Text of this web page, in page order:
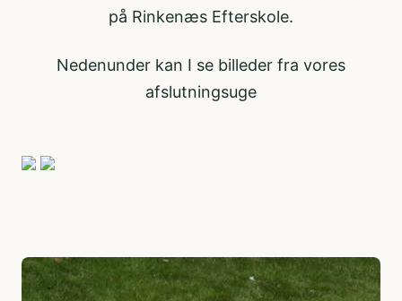
på Rinkenæs Efterskole.
Nedenunder kan I se billeder fra vores
afslutningsuge